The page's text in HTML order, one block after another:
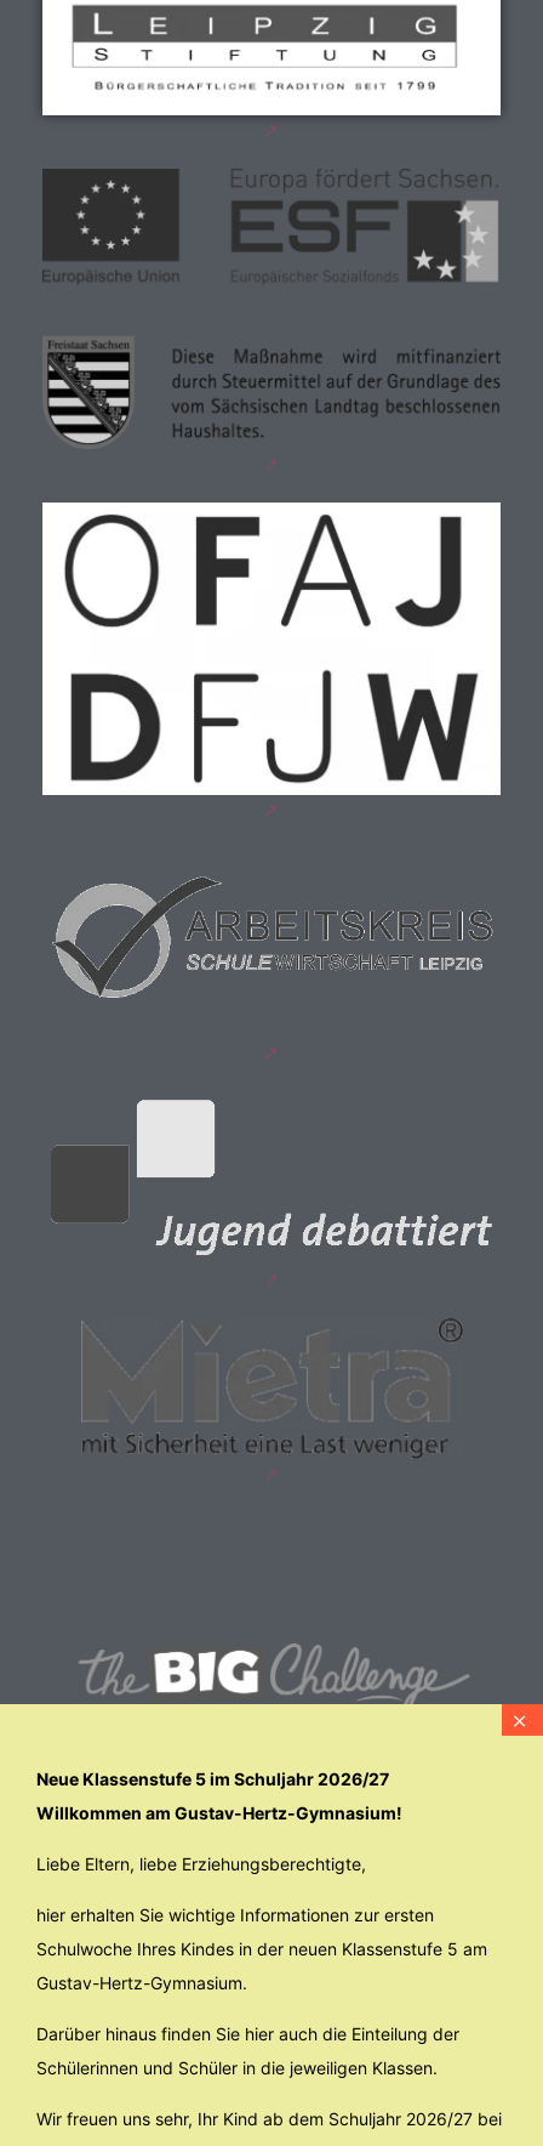
Neue Klassenstufe 5 im Schuljahr 2026/27
Willkommen am Gustav-Hertz-Gymnasium!
Liebe Eltern, liebe Erziehungsberechtigte,
hier erhalten Sie wichtige Informationen zur ersten
Schulwoche Ihres Kindes in der neuen Klassenstufe 5 am
Gustav-Hertz-Gymnasium.
Darüber hinaus finden Sie hier auch die Einteilung der
Schülerinnen und Schüler in die jeweiligen Klassen.
Wir freuen uns sehr, Ihr Kind ab dem Schuljahr 2026/27 bei